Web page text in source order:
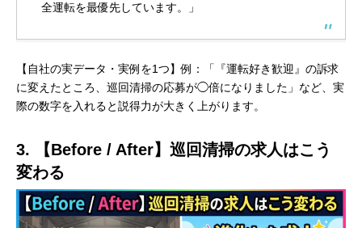
全運転を最優先しています。」
【自社の実データ・実例を1つ】例：「『運転好き歓迎』の訴求
に変えたところ、巡回清掃の応募が◯倍になりました」など、実
際の数字を入れると説得力が大きく上がります。
3. 【Before / After】巡回清掃の求人はこう
変わる